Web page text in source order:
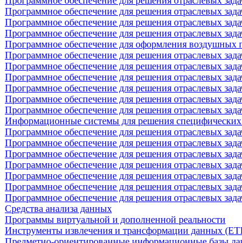
Программное обеспечение для решения отраслевых
Программное обеспечение для решения отраслевых
Программное обеспечение для решения отраслевых
Программное обеспечение для оформления воздушных
Программное обеспечение для решения отраслевых
Программное обеспечение для решения отраслевых
Программное обеспечение для решения отраслевых
Программное обеспечение для решения отраслевых
Программное обеспечение для решения отраслевых
Программное обеспечение для решения отраслевых
Информационные системы для решения специфических
Программное обеспечение для решения отраслевых
Программное обеспечение для решения отраслевых
Программное обеспечение для решения отраслевых
Программное обеспечение для решения отраслевых
Программное обеспечение для решения отраслевых
Программное обеспечение для решения отраслевых
Программное обеспечение для решения отраслевых
Средства анализа данных
Программы виртуальной и дополненной реальности
Инструменты извлечения и трансформации данных